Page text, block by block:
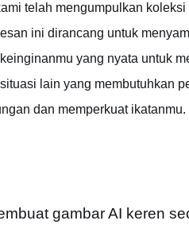
telah mengumpulkan
ini dirancang untuk
yang nyata untuk
lain yang membutuhkan
dan memperkuat ikatanmu.
gambar AI keren